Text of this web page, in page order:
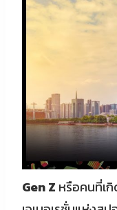
Gen Z หรือคนที่เ